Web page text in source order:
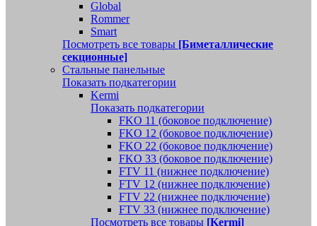
Global
Rommer
Smart
Посмотреть все товары [Биметаллические
секционные]
Стальные панельные
Показать подкатегории
Kermi
Показать подкатегории
FKO 11 (боковое подключение)
FKO 12 (боковое подключение)
FKO 22 (боковое подключение)
FKO 33 (боковое подключение)
FTV 11 (нижнее подключение)
FTV 12 (нижнее подключение)
FTV 22 (нижнее подключение)
FTV 33 (нижнее подключение)
Посмотреть все товары [Kermi]